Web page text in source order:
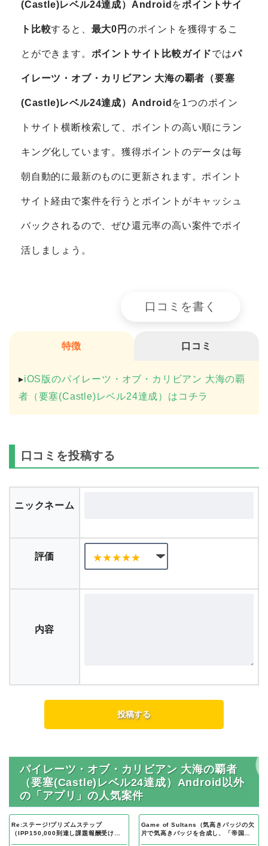
(Castle)レベル24達成）Android をポイントサイ
ト比較すると、 最大0円 のポイントを獲得するこ
とができます。 ポイントサイト比較ガイドではパ
イレーツ・オブ・カリビアン 大海の覇者（要塞
(Castle)レベル24達成）Android を1つのポイン
トサイト横断検索して、ポイントの高い順にラン
キング化しています。獲得ポイントのデータは毎
朝自動的に最新のものに更新されます。ポイント
サイト経由で案件を行うとポイントがキャッシュ
バックされるので、ぜひ還元率の高い案件でポイ
活しましょう。
口コミを書く
特徴 口コミ
▸iOS版のパイレーツ・オブ・カリビアン 大海の覇
者（要塞(Castle)レベル24達成）はコチラ
口コミを投稿する
ニックネーム
評価
内容
パイレーツ・オブ・カリビアン 大海の覇者
（要塞(Castle)レベル24達成）Android以外
の「アプリ」の人気案件
Re:ステージ!プリズムステップ
（IPP150,000到達し課題報酬受け取
Game of Sultans（気高きバッジの欠
片で気高きバッジを合成し、「帝国五